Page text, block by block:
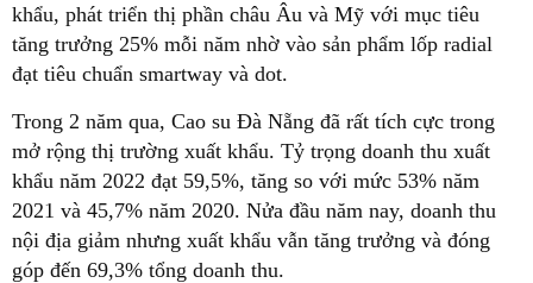
khẩu, phát triển thị phần châu Âu và Mỹ với mục tiêu
tăng trưởng 25% mỗi năm nhờ vào sản phẩm lốp radial
đạt tiêu chuẩn smartway và dot.
Trong 2 năm qua, Cao su Đà Nẵng đã rất tích cực trong
mở rộng thị trường xuất khẩu. Tỷ trọng doanh thu xuất
khẩu năm 2022 đạt 59,5%, tăng so với mức 53% năm
2021 và 45,7% năm 2020. Nửa đầu năm nay, doanh thu
nội địa giảm nhưng xuất khẩu vẫn tăng trưởng và đóng
góp đến 69,3% tổng doanh thu.